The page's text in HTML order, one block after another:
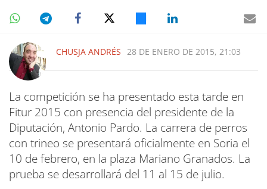
CHUSJA ANDRÉS 28 DE ENERO DE 2015, 21:03
La competición se ha presentado esta tarde en
Fitur 2015 con presencia del presidente de la
Diputación, Antonio Pardo. La carrera de perros
con trineo se presentará oficialmente en Soria el
10 de febrero, en la plaza Mariano Granados. La
prueba se desarrollará del 11 al 15 de julio.